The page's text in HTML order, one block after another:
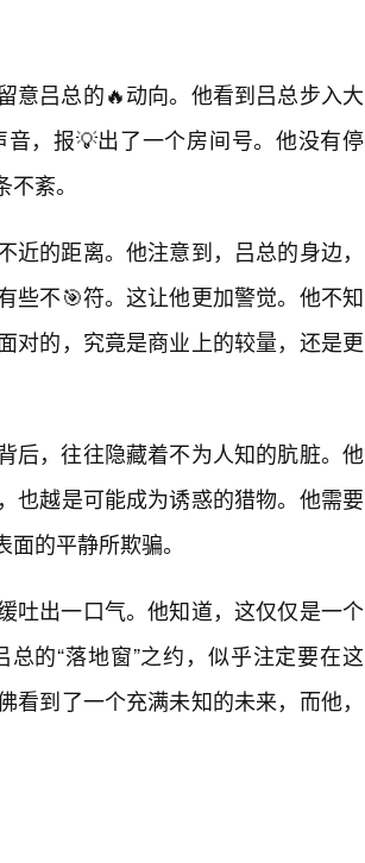
意吕总的🔥动向。他看到吕总步入大
，报💡出了一个房间号。他没有停
紊。
的距离。他注意到，吕总的身边，
些不🎯符。这让他更加警觉。他不知
对的，究竟是商业上的较量，还是更
后，往往隐藏着不为人知的肮脏。他
也越是可能成为诱惑的猎物。他需要
的平静所欺骗。
吐出一口气。他知道，这仅仅是一个
的“落地窗”之约，似乎注定要在这
到了一个充满未知的未来，而他，